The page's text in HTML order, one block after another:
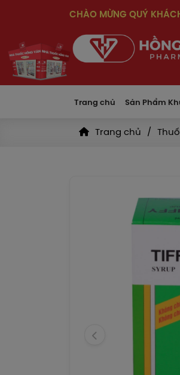
CHÀO MỪNG QUÝ
Trang chủ Sản Phẩm
Trang chủ